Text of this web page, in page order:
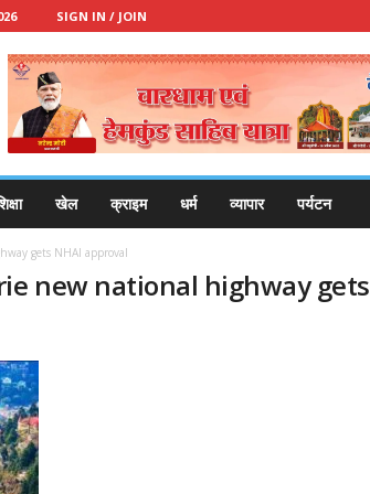
SIGN IN / JOIN
खेल क्राइम धर्म व्यापार पर्यटन
gets NHAI approval
new national highway gets